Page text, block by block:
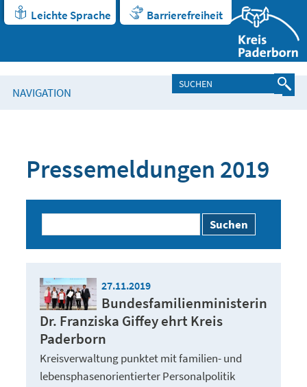
Leichte Sprache Barrierefreiheit
NAVIGATION
Pressemeldungen 2019
Suchen
27.11.2019
Bundesfamilienministerin
Dr. Franziska Giffey ehrt Kreis
Paderborn
Kreisverwaltung punktet mit familien- und
lebensphasenorientierter Personalpolitik